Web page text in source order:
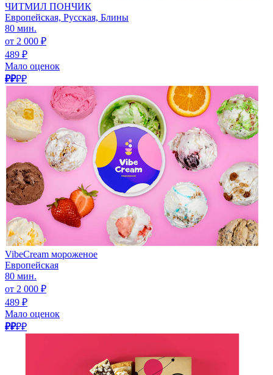
ЧИТМИЛ ПОНЧИК
Европейская, Русская, Блины
80 мин.
от 2 000 ₽
489 ₽
Мало оценок
₽₽₽₽
VibeCream мороженое
Европейская
80 мин.
от 2 000 ₽
489 ₽
Мало оценок
₽₽₽₽